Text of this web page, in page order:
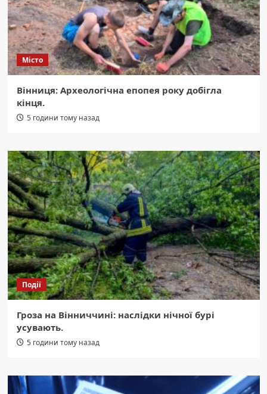
Місто
Вінниця: Археологічна епопея року добігла
кінця.
5 години тому назад
Події
Гроза на Вінниччині: наслідки нічної бурі
усувають.
5 години тому назад